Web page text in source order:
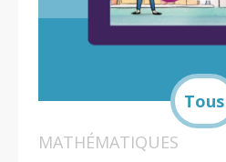
MATHÉMATIQUES